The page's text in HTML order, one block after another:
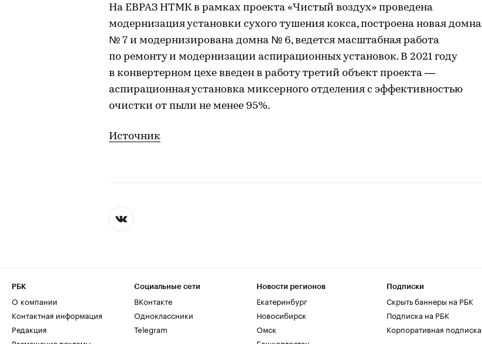
На ЕВРАЗ НТМК в рамках проекта «Чистый воздух» проведена
модернизация установки сухого тушения кокса, построена новая домна
№ 7 и модернизирована домна № 6, ведется масштабная работа
по ремонту и модернизации аспирационных установок. В 2021 году
в конвертерном цехе введен в работу третий объект проекта —
аспирационная установка миксерного отделения с эффективностью
очистки от пыли не менее 95%.
Источник
РБК
О компании
Контактная информация
Редакция
Социальные сети
ВКонтакте
Одноклассники
Telegram
Новости регионов
Екатеринбург
Новосибирск
Омск
Подписки
Скрыть баннеры на РБК
Подписка на РБК
Корпоративная подписка